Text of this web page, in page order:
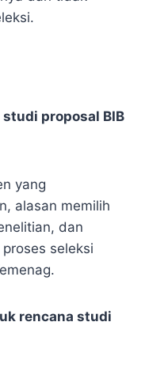
proposal BIB
yang
alasan memilih
dan
seleksi
rencana studi